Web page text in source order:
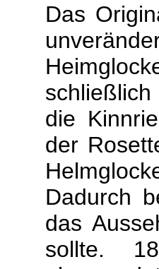
Das
die
der
Dadurch
das
sollte.